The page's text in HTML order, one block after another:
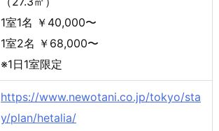
1室1名 ￥40,000〜
1室2名 ￥68,000〜
※1日1室限定
https://www.newotani.co.jp/tokyo/sta
y/plan/hetalia/